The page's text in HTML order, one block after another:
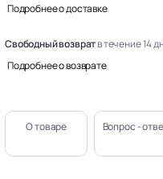
Подробнее о доставке
Свободный возвратв течение 14
Подробнее о возврате
О товаре Вопрос -